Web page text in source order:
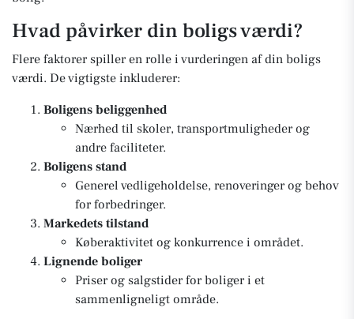
Hvad påvirker din boligs værdi?
Flere faktorer spiller en rolle i vurderingen af din boligs
værdi. De vigtigste inkluderer:
Boligens beliggenhed
Nærhed til skoler, transportmuligheder og
andre faciliteter.
Boligens stand
Generel vedligeholdelse, renoveringer og behov
for forbedringer.
Markedets tilstand
Køberaktivitet og konkurrence i området.
Lignende boliger
Priser og salgstider for boliger i et
sammenligneligt område.